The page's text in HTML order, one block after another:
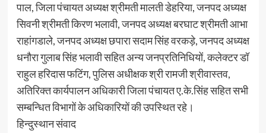
पाल, जिला पंचायत अध्यक्ष श्रीमती मालती डेहरिया, जनपद अध्यक्ष
सिवनी श्रीमती किरण भलावी, जनपद अध्यक्ष बरघाट श्रीमती आभा
राहांगडाले, जनपद अध्यक्ष छपारा सदाम सिंह वरकड़े, जनपद अध्यक्ष
धनौरा गुलाब सिंह भलावी सहित अन्य जनप्रतिनिधियों, कलेक्टर डॉ
राहुल हरिदास फटिंग, पुलिस अधीक्षक श्री रामजी श्रीवास्तव,
अतिरिक्त कार्यपालन अधिकारी जिला पंचायत ए.के.सिंह सहित सभी
सम्बन्धित विभागों के अधिकारियों की उपस्थित रहे।
हिन्दुस्थान संवाद